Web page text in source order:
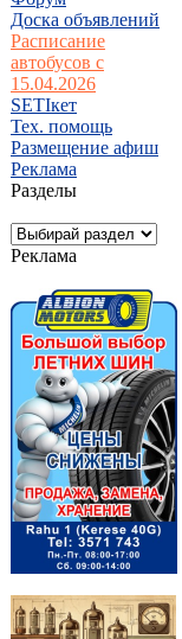
Доска объявлений
Расписание
автобусов с
15.04.2026
SETIкет
Тех. помощь
Размещение афиш
Реклама
Разделы
Реклама